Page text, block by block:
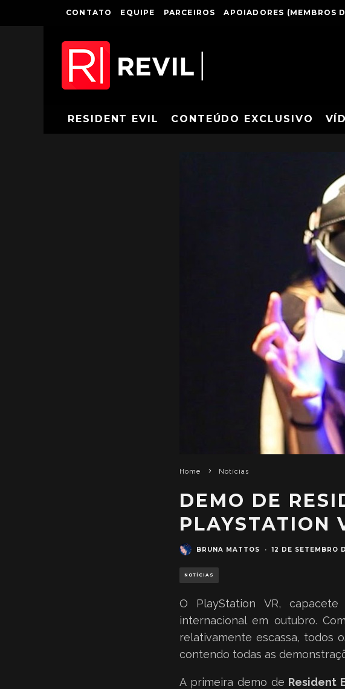
CONTATO EQUIPE PARCEIROS APOIADORES (MEMBROS
RESIDENT EVIL CONTEÚDO EXCLUSIVO
Home Notícias
DEMO DE
PLAYSTATION
BRUNA MATTOS · 12 DE SETEMBRO
NOTÍCIAS
O PlayStation VR,
internacional em outubro.
relativamente escassa, todos
contendo todas as
A primeira demo de Resident